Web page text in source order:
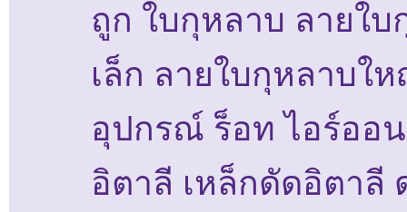
ถูก ใบกุหลาบ ลายใบ
เล็ก ลายใบกุหลาบใ
อุปกรณ์ ร็อท ไอร์ออ
อิตาลี เหล็กดัดอิตาลี